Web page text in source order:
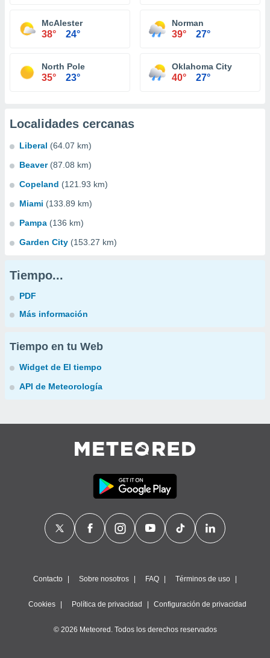
McAlester
38° 24°
Norman
39° 27°
North Pole
35° 23°
Oklahoma City
40° 27°
Localidades cercanas
Liberal (64.07 km)
Beaver (87.08 km)
Copeland (121.93 km)
Miami (133.89 km)
Pampa (136 km)
Garden City (153.27 km)
Tiempo...
PDF
Más información
Tiempo en tu Web
Widget de El tiempo
API de Meteorología
Contacto Sobre nosotros FAQ Términos de uso
Cookies Política de privacidad Configuración de privacidad
© 2026 Meteored. Todos los derechos reservados